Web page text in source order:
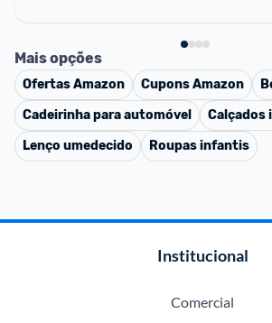
Mais opções
OfertasAmazon CuponsAmazon
Cadeirinha para automóvel
Calçados
Lenço umedecido
Roupas infantis
Institucional
Comercial